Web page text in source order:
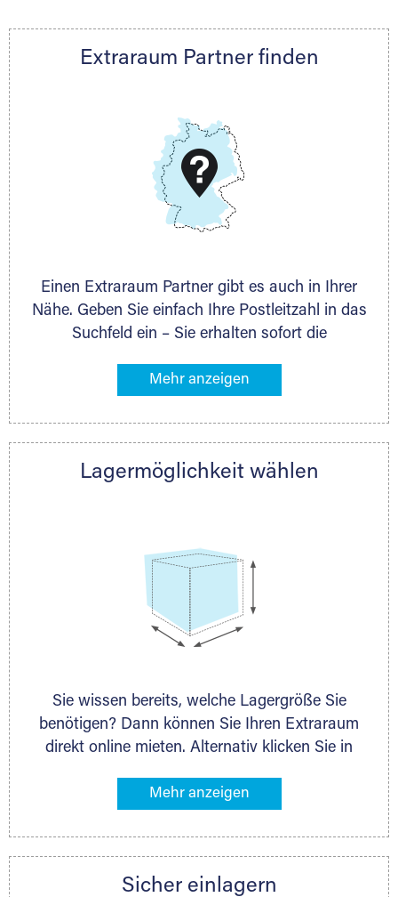
Telefon:+49 6145 5442 - 404
DMG Aktiengesellschaft
www.dmg-ag.com
Extraraum Partner finden
Einen Extraraum Partner gibt es auch in Ihrer
Nähe. Geben Sie einfach Ihre Postleitzahl in das
Suchfeld ein – Sie erhalten sofort die
Lagermöglichkeiten in Ihrer Nähe. An zahlreichen
direkt online mieten. Gibt es Extraraum noch
nächstgelegenen Partner und besprechen alles
Lagermöglichkeit wählen
Sie wissen bereits, welche Lagergröße Sie
benötigen? Dann können Sie Ihren Extraraum
direkt online mieten. Alternativ klicken Sie in
Gegenstände an, die Sie einlagern möchten –
ermittelt. Natürlich steht Ihnen Ihr Extraraum
persönlich hinsichtlich Lagervolumen und zu
Sicher einlagern